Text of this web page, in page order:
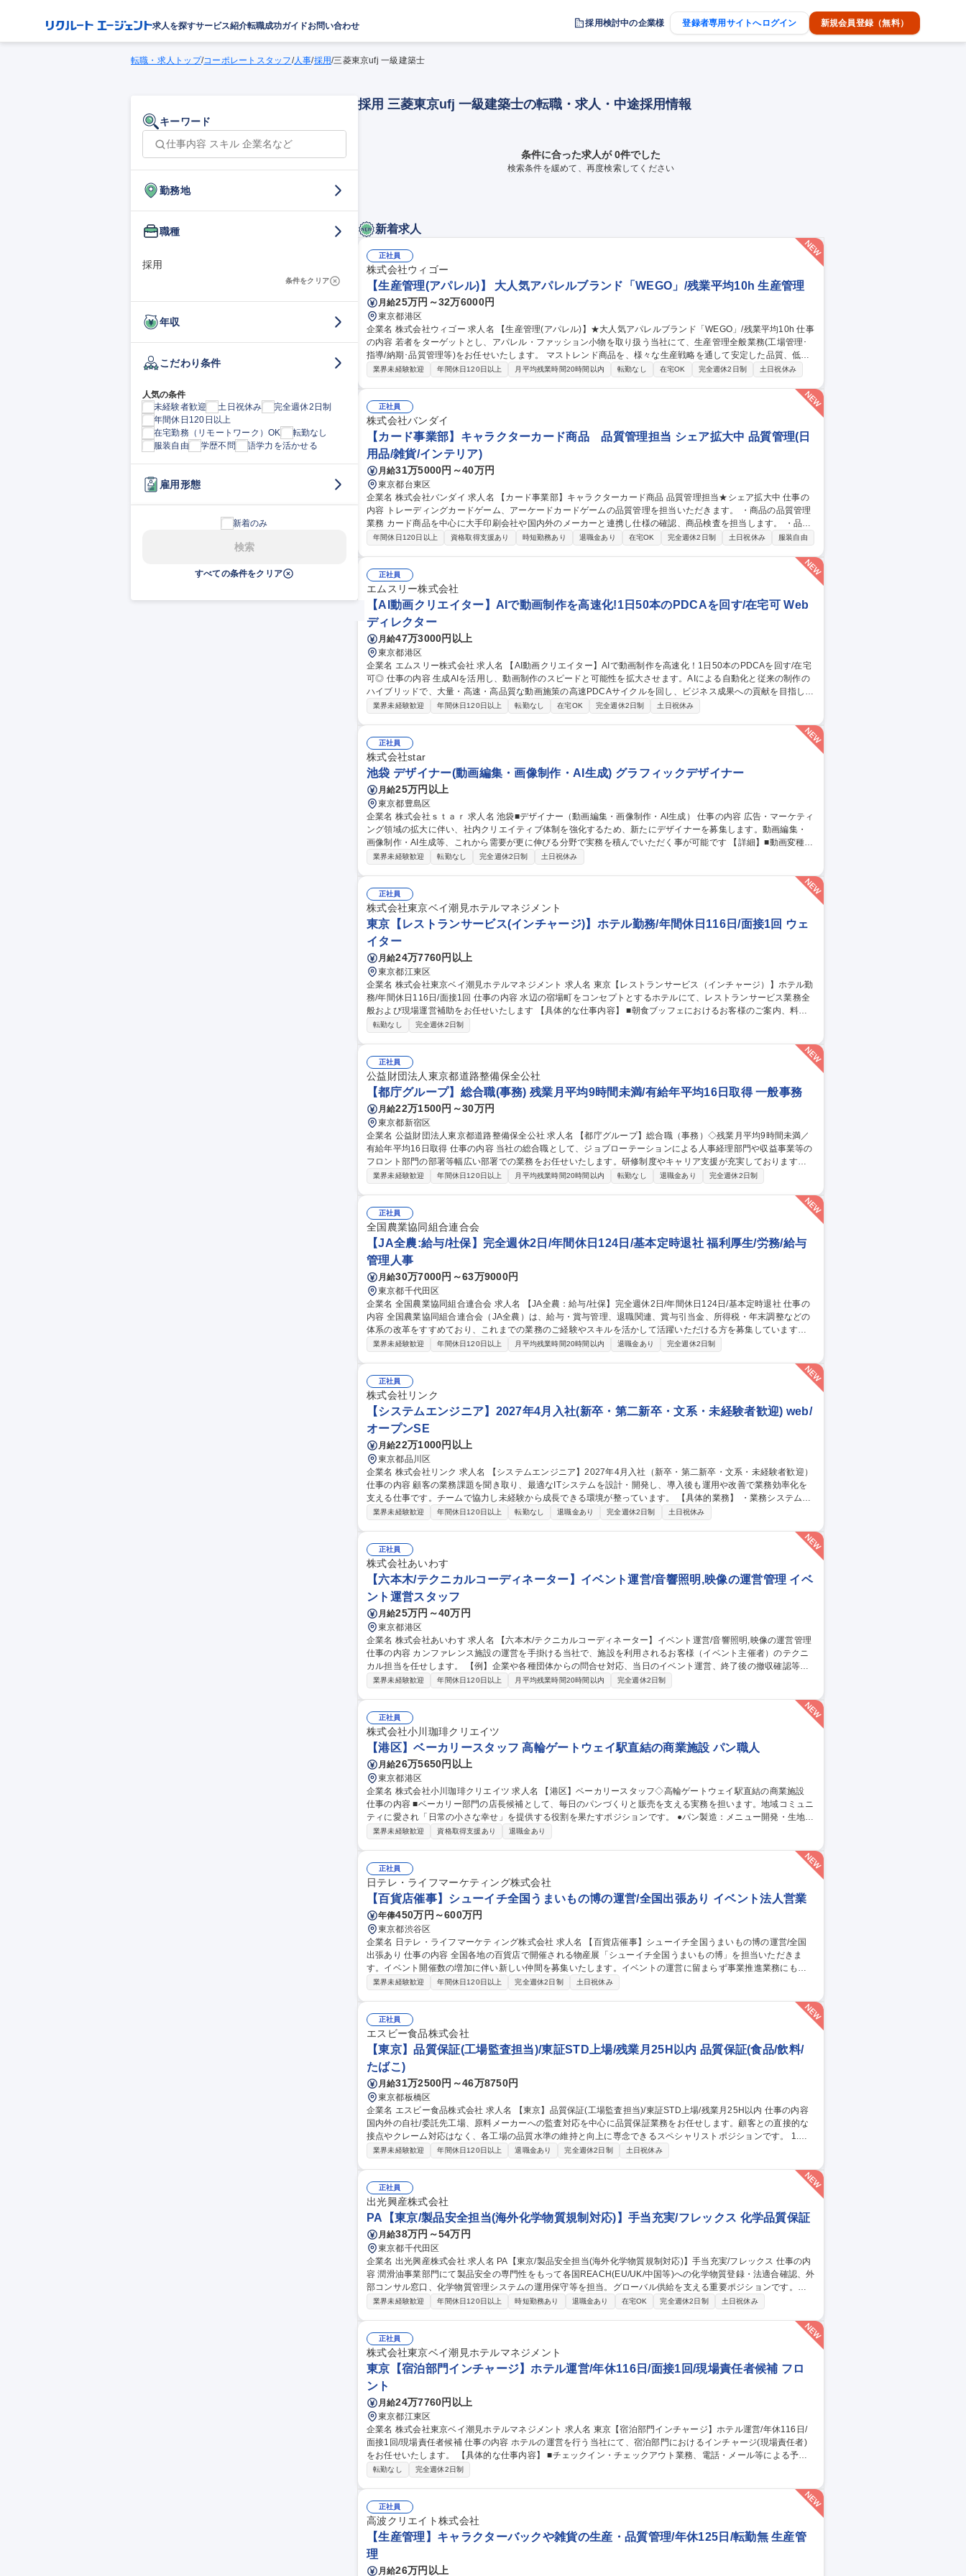
求人を探すサービス紹介転職成功ガイドお問い合わせ 採用検討中の企業様 登録者専用サイトへログイン 新規会員登録（無料）
転職・求人トップ/コーポレートスタッフ/人事/採用/三菱東京ufj 一級建築士
キーワード
勤務地
職種
採用
条件をクリア
年収
こだわり条件
人気の条件
未経験者歓迎
土日祝休み
完全週休2日制
年間休日120日以上
在宅勤務（リモートワーク）OK
転勤なし
服装自由
学歴不問 語学力を活かせる
雇用形態
新着のみ
検索
すべての条件をクリア
採用 三菱東京ufj 一級建築士の転職・求人・中途採用情報
条件に合った求人が 0件でした
検索条件を緩めて、再度検索してください
新着求人
正社員
株式会社ウィゴー
【生産管理(アパレル)】 大人気アパレルブランド「WEGO」/残業平均10h 生産管理
月給25万円～32万6000円
東京都港区
企業名 株式会社ウィゴー 求人名 【生産管理(アパレル)】★大人気アパレルブランド「WEGO」/残業平均10h 仕事
の内容 若者をターゲットとし、アパレル・ファッション小物を取り扱う当社にて、生産管理全般業務(工場管理･
指導/納期･品質管理等)をお任せいたします。 マストレンド商品を、様々な生産戦略を通して安定した品質、低コ
ストで供給出来る生産体制を構築する事が当ポジションのミッションとなります。工場管理は本社にて電話やWE
ド「WEGO」/残業平均10h
業界未経験歓迎 年間休日120日以上 月平均残業時間20時間以内 転勤なし 在宅OK 完全週休2日制 土日祝休み
正社員
株式会社バンダイ
【カード事業部】キャラクターカード商品 品質管理担当 シェア拡大中 品質管理(日
用品/雑貨/インテリア)
月給31万5000円～40万円
東京都台東区
企業名 株式会社バンダイ 求人名 【カード事業部】キャラクターカード商品 品質管理担当★シェア拡大中 仕事の
内容 トレーディングカードゲーム、アーケードカードゲームの品質管理を担当いただきます。 ・商品の品質管理
業務 カード商品を中心に大手印刷会社や国内外のメーカーと連携し仕様の確認、商品検査を担当します。 ・品質
向上、持続性向上に向けた各種取組み 募集職種 【カード事業部】キャラクターカード商品 品質管理担当★シェア
年間休日120日以上 資格取得支援あり 時短勤務あり 退職金あり 在宅OK 完全週休2日制 土日祝休み 服装自由
正社員
エムスリー株式会社
【AI動画クリエイター】AIで動画制作を高速化!1日50本のPDCAを回す/在宅可 Web
ディレクター
月給47万3000円以上
東京都港区
企業名 エムスリー株式会社 求人名 【AI動画クリエイター】AIで動画制作を高速化！1日50本のPDCAを回す/在宅
可◎ 仕事の内容 生成AIを活用し、動画制作のスピードと可能性を拡大させます。AIによる自動化と従来の制作の
ハイブリッドで、大量・高速・高品質な動画施策の高速PDCAサイクルを回し、ビジネス成果への貢献を目指しま
す。 AIエージェントに定型作業を任せ、「何を・なぜ作るか」の判断と企画に集中する新しい制作スタイルを担
た動画コンテンツ企画・制作・効果検証 ■AIによるシナリオ・クリップ・音声・字幕の生成や制作管理 ※1日50本
規模の体制を構築し、仮説検証と改善を行います。 募集職種 【AI動画クリエイター】AIで動画制作を高速化！1
日50本のPDCAを回す/在宅可◎
業界未経験歓迎 年間休日120日以上 転勤なし 在宅OK 完全週休2日制 土日祝休み
正社員
株式会社star
池袋 デザイナー(動画編集・画像制作・AI生成) グラフィックデザイナー
月給25万円以上
東京都豊島区
企業名 株式会社ｓｔａｒ 求人名 池袋■デザイナー（動画編集・画像制作・AI生成） 仕事の内容 広告・マーケティ
ング領域の拡大に伴い、社内クリエイティブ体制を強化するため、新たにデザイナーを募集します。動画編集・
画像制作・AI生成等、これから需要が更に伸びる分野で実務を積んでいただく事が可能です 【詳細】■動画変種：
広告動画の編集（SNS・Web広告向け）、カット編集・テロップ挿入・構成調整、納品フォーマットへの書き出
ビジュアル制作、プロンプト設計、生成素材の調整・ブラッシュアップ [業務内容の変更の範囲：当社業務全般]
募集職種 池袋■デザイナー（動画編集・画像制作・AI生成）
業界未経験歓迎 転勤なし 完全週休2日制 土日祝休み
正社員
株式会社東京ベイ潮見ホテルマネジメント
東京【レストランサービス(インチャージ)】ホテル勤務/年間休日116日/面接1回 ウェ
イター
月給24万7760円以上
東京都江東区
企業名 株式会社東京ベイ潮見ホテルマネジメント 求人名 東京【レストランサービス（インチャージ）】ホテル勤
務/年間休日116日/面接1回 仕事の内容 水辺の宿場町をコンセプトとするホテルにて、レストランサービス業務全
般および現場運営補助をお任せいたします 【具体的な仕事内容】 ■朝食ブッフェにおけるお客様のご案内、料理
補充、テーブルリセット ■アフタヌーンティー、ディナー（アラカルト・コース）の接客対応 ■料理・飲み物の配
（インチャージ）】ホテル勤務/年間休日116日/面接1回
転勤なし 完全週休2日制
正社員
公益財団法人東京都道路整備保全公社
【都庁グループ】総合職(事務) 残業月平均9時間未満/有給年平均16日取得 一般事務
月給22万1500円～30万円
東京都新宿区
企業名 公益財団法人東京都道路整備保全公社 求人名 【都庁グループ】総合職（事務）◇残業月平均9時間未満／
有給年平均16日取得 仕事の内容 当社の総合職として、ジョブローテーションによる人事経理部門や収益事業等の
フロント部門の部署等幅広い部署での業務をお任せいたします。研修制度やキャリア支援が充実しております！
※下記業務詳細 【業務詳細】■管理部門：広報、人事、経理など当公社の運営に係る管理業務 ■収益部門：駐車場
幹線道路や木造住宅密集地域の特定整備路線の用地取得、道路に関する普及啓発事業、都内の道路施設や道路工
事現場の見学ツアー事業 ※入社後は上記いずれかの部門へ配属。※業務内容変更の範囲：会社の定める業務 募集
職種 【都庁グループ】総合職（事務）◇残業月平均9時間未満／有給年平均16日取得
業界未経験歓迎 年間休日120日以上 月平均残業時間20時間以内 転勤なし 退職金あり 完全週休2日制
正社員
全国農業協同組合連合会
【JA全農:給与/社保】完全週休2日/年間休日124日/基本定時退社 福利厚生/労務/給与
管理人事
月給30万7000円～63万9000円
東京都千代田区
企業名 全国農業協同組合連合会 求人名 【JA全農：給与/社保】完全週休2日/年間休日124日/基本定時退社 仕事の
内容 全国農業協同組合連合会（JA全農）は、給与・賞与管理、退職関連、賞与引当金、所得税・年末調整などの
体系の改革をすすめており、これまでの業務のご経験やスキルを活かして活躍いただける方を募集しています。
ご経験・適性・希望をもとに、以下の中から担当いただく業務を決定します。 ■給与・賞与管理業務■所得税対
年間休日124日/基本定時退社
業界未経験歓迎 年間休日120日以上 月平均残業時間20時間以内 退職金あり 完全週休2日制
正社員
株式会社リンク
【システムエンジニア】2027年4月入社(新卒・第二新卒・文系・未経験者歓迎) web/
オープンSE
月給22万1000円以上
東京都品川区
企業名 株式会社リンク 求人名 【システムエンジニア】2027年4月入社（新卒・第二新卒・文系・未経験者歓迎）
仕事の内容 顧客の業務課題を聞き取り、最適なITシステムを設計・開発し、導入後も運用や改善で業務効率化を
支える仕事です。チームで協力し未経験から成長できる環境が整っています。 【具体的業務】 ・業務システム・
Webシステムの設計・開発 ・テスト・導入支援 ・システム運用・保守 ・インフラ関連業務（案件による） 募集
業界未経験歓迎 年間休日120日以上 転勤なし 退職金あり 完全週休2日制 土日祝休み
正社員
株式会社あいわす
【六本木/テクニカルコーディネーター】イベント運営/音響照明,映像の運営管理 イベ
ント運営スタッフ
月給25万円～40万円
東京都港区
企業名 株式会社あいわす 求人名 【六本木/テクニカルコーディネーター】イベント運営/音響照明,映像の運営管理
仕事の内容 カンファレンス施設の運営を手掛ける当社で、施設を利用されるお客様（イベント主催者）のテクニ
カル担当を任せします。 【例】企業や各種団体からの問合せ対応、当日のイベント運営、終了後の撤収確認等。
【イベント当日までの流れ】問い合わせ対応や予約受付→会場の案内→イベント内容・規模・予算などのヒアリ
は指定協力会社への手配、準備→イベント当日の運営(設営から撤収までのディレクションを行います) ※きめ細や
かな対応とホスピタリティでお客様にご満足いただいております 募集職種 【六本木/テクニカルコーディネータ
ー】イベント運営/音響照明,映像の運営管理
業界未経験歓迎 年間休日120日以上 月平均残業時間20時間以内 完全週休2日制
正社員
株式会社小川珈琲クリエイツ
【港区】ベーカリースタッフ 高輪ゲートウェイ駅直結の商業施設 パン職人
月給26万5650円以上
東京都港区
企業名 株式会社小川珈琲クリエイツ 求人名 【港区】ベーカリースタッフ◇高輪ゲートウェイ駅直結の商業施設
仕事の内容 ■ベーカリー部門の店長候補として、毎日のパンづくりと販売を支える実務を担います。地域コミュニ
ティに愛され「日常の小さな幸せ」を提供する役割を果たすポジションです。 ●パン製造：メニュー開発・生地の
仕込み・分割・成形・焼成など ●接客・販売：接客とレジ対応/商品の特徴・おすすめポイントの案内/袋詰めや包
ト ●品質・衛生管理：食材・製品の品質確認/調理器具・オーブン・作業場の清掃と衛生維持/安全な作業手順の遵
守 ●在庫・補充業務：原材料や包材の在庫確認と整理 募集職種 【港区】ベーカリースタッフ◇高輪ゲートウェイ
駅直結の商業施設
業界未経験歓迎 資格取得支援あり 退職金あり
正社員
日テレ・ライフマーケティング株式会社
【百貨店催事】シューイチ全国うまいもの博の運営/全国出張あり イベント法人営業
年俸450万円～600万円
東京都渋谷区
企業名 日テレ・ライフマーケティング株式会社 求人名 【百貨店催事】シューイチ全国うまいもの博の運営/全国
出張あり 仕事の内容 全国各地の百貨店で開催される物産展「シューイチ全国うまいもの博」を担当いただきま
す。イベント開催数の増加に伴い新しい仲間を募集いたします。イベントの運営に留まらず事業推進業務にも携
わっていただきます ■「シューイチ全国うまいもの博」の運営 ※メイン業務 1.イベントへの出店社誘致および管
シューイチ全国うまいもの博の運営/全国出張あり
業界未経験歓迎 年間休日120日以上 完全週休2日制 土日祝休み
正社員
エスビー食品株式会社
【東京】品質保証(工場監査担当)/東証STD上場/残業月25H以内 品質保証(食品/飲料/
たばこ)
月給31万2500円～46万8750円
東京都板橋区
企業名 エスビー食品株式会社 求人名 【東京】品質保証(工場監査担当)/東証STD上場/残業月25H以内 仕事の内容
国内外の自社/委託先工場、原料メーカーへの監査対応を中心に品質保証業務をお任せします。顧客との直接的な
接点やクレーム対応はなく、各工場の品質水準の維持と向上に専念できるスペシャリストポジションです。 1.工
場監査:FSSC22000等の基準に則り月2-3回程度の国内出張と年1-2回の海外出張を通じ製造現場の監査や改善指導
ータ分析と対策立案。4.文書管理:品質基準書等の改定。現場と協調しながら課題を解決しブランドの根幹である
食の安全を上流工程から支えるやりがいがあります。 募集職種 【東京】品質保証(工場監査担当)/東証STD上場/残
業月25H以内
業界未経験歓迎 年間休日120日以上 退職金あり 完全週休2日制 土日祝休み
正社員
出光興産株式会社
PA【東京/製品安全担当(海外化学物質規制対応)】手当充実/フレックス 化学品質保証
月給38万円～54万円
東京都千代田区
企業名 出光興産株式会社 求人名 PA【東京/製品安全担当(海外化学物質規制対応)】手当充実/フレックス 仕事の内
容 潤滑油事業部門にて製品安全の専門性をもって各国REACH(EU/UK/中国等)への化学物質登録・法適合確認、外
部コンサル窓口、化学物質管理システムの運用保守等を担当。グローバル供給を支える重要ポジションです。
【業務詳細】■各国REACH(EU, UK, トルコ, 中国, 韓国, 台湾)への化学物質登録等の対■各国輸入実績数量の集計
リア】部門内に研究・製造・販売・サプライチェーンを擁し、将来的には専門職の極みだけでなく海外拠点や他
部門のマネジャーなど柔軟なキャリア形成が可能です。 募集職種 PA【東京/製品安全担当(海外化学物質規制対
応)】手当充実/フレックス
業界未経験歓迎 年間休日120日以上 時短勤務あり 退職金あり 在宅OK 完全週休2日制 土日祝休み
正社員
株式会社東京ベイ潮見ホテルマネジメント
東京【宿泊部門インチャージ】ホテル運営/年休116日/面接1回/現場責任者候補 フロ
ント
月給24万7760円以上
東京都江東区
企業名 株式会社東京ベイ潮見ホテルマネジメント 求人名 東京【宿泊部門インチャージ】ホテル運営/年休116日/
面接1回/現場責任者候補 仕事の内容 ホテルの運営を行う当社にて、宿泊部門におけるインチャージ(現場責任者)
をお任せいたします。 【具体的な仕事内容】 ■チェックイン・チェックアウト業務、電話・メール等による予約
対応 ■館内案内、客室対応などのフロントサービス全般、ゲスト対応業務 ■スタッフへの指示・育成、オペレーシ
転勤なし 完全週休2日制
正社員
高波クリエイト株式会社
【生産管理】キャラクターバックや雑貨の生産・品質管理/年休125日/転勤無 生産管
理
月給26万円以上